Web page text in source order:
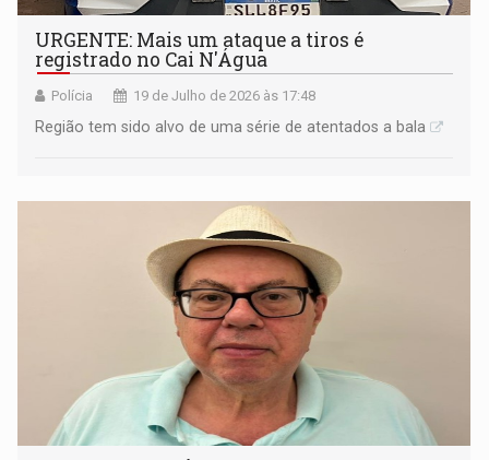
URGENTE: Mais um ataque a tiros é
registrado no Cai N'Água
Polícia 19 de Julho de 2026 às 17:48
Região tem sido alvo de uma série de atentados a bala